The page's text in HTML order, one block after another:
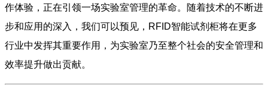
作体验，正在引领一场实验室管理的革命。随着技术的不断进
步和应用的深入，我们可以预见，RFID智能试剂柜将在更多
行业中发挥其重要作用，为实验室乃至整个社会的安全管理和
效率提升做出贡献。